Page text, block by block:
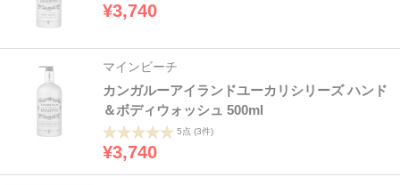
¥3,740
マインビーチ
カンガルーアイランドユーカリシリーズ ハンド
＆ボディウォッシュ 500ml
5点 (3件)
¥3,740